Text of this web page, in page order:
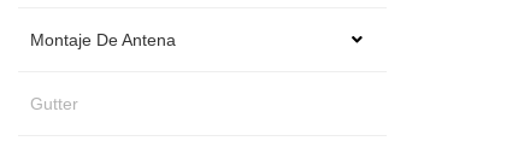
Montaje De Antena
Gutter